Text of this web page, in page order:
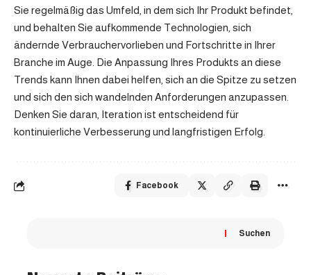
Sie regelmäßig das Umfeld, in dem sich Ihr Produkt befindet,
und behalten Sie aufkommende Technologien, sich
ändernde Verbrauchervorlieben und Fortschritte in Ihrer
Branche im Auge. Die Anpassung Ihres Produkts an diese
Trends kann Ihnen dabei helfen, sich an die Spitze zu setzen
und sich den sich wandelnden Anforderungen anzupassen.
Denken Sie daran, Iteration ist entscheidend für
kontinuierliche Verbesserung und langfristigen Erfolg.
Facebook
Suchen